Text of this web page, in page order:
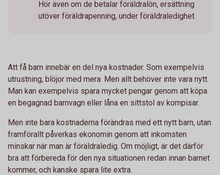
Hör även om de betalar föräldralön, ersättning
utöver föräldrapenning, under föräldraledighet.
Att få barn innebär en del nya kostnader. Som exempelvis
utrustning, blöjor med mera. Men allt behöver inte vara nytt.
Man kan exempelvis spara mycket pengar genom att köpa
en begagnad barnvagn eller låna en sittstol av kompisar.
Men inte bara kostnaderna förändras med ett nytt barn, utan
framförallt påverkas ekonomin genom att inkomsten
minskar när man är föräldraledig. Om möjligt, är det därför
bra att förbereda för den nya situationen redan innan barnet
kommer, och kanske spara lite extra.